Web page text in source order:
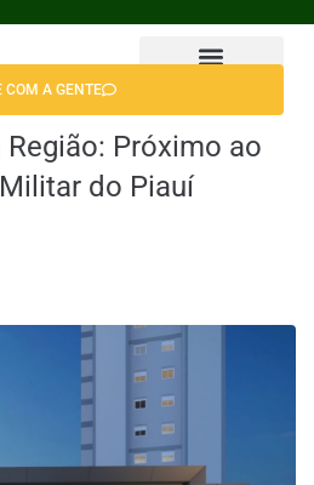
COM A GENTE
Próximo ao
do Piauí